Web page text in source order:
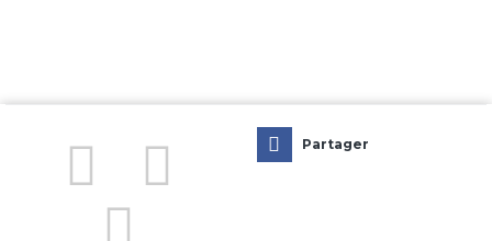
Prestations
Partager